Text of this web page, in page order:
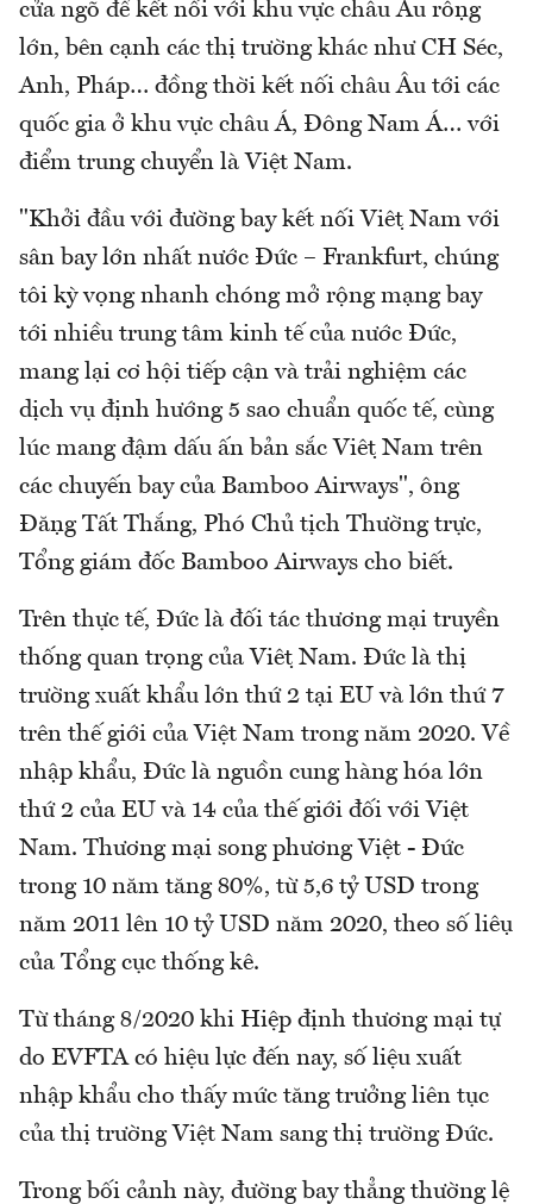
cửa ngõ để kết nối với khu vực châu Âu rộng
lớn, bên cạnh các thị trường khác như CH Séc,
Anh, Pháp… đồng thời kết nối châu Âu tới các
quốc gia ở khu vực châu Á, Đông Nam Á… với
điểm trung chuyển là Việt Nam.
"Khởi đầu với đường bay kết nối Việt Nam với
sân bay lớn nhất nước Đức – Frankfurt, chúng
tôi kỳ vọng nhanh chóng mở rộng mạng bay
tới nhiều trung tâm kinh tế của nước Đức,
mang lại cơ hội tiếp cận và trải nghiệm các
dịch vụ định hướng 5 sao chuẩn quốc tế, cùng
lúc mang đậm dấu ấn bản sắc Việt Nam trên
các chuyến bay của Bamboo Airways", ông
Đặng Tất Thắng, Phó Chủ tịch Thường trực,
Tổng giám đốc Bamboo Airways cho biết.
Trên thực tế, Đức là đối tác thương mại truyền
thống quan trọng của Việt Nam. Đức là thị
trường xuất khẩu lớn thứ 2 tại EU và lớn thứ 7
trên thế giới của Việt Nam trong năm 2020. Về
nhập khẩu, Đức là nguồn cung hàng hóa lớn
thứ 2 của EU và 14 của thế giới đối với Việt
Nam. Thương mại song phương Việt - Đức
trong 10 năm tăng 80%, từ 5,6 tỷ USD trong
năm 2011 lên 10 tỷ USD năm 2020, theo số liệu
của Tổng cục thống kê.
Từ tháng 8/2020 khi Hiệp định thương mại tự
do EVFTA có hiệu lực đến nay, số liệu xuất
nhập khẩu cho thấy mức tăng trưởng liên tục
của thị trường Việt Nam sang thị trường Đức.
Trong bối cảnh này, đường bay thẳng thường lệ